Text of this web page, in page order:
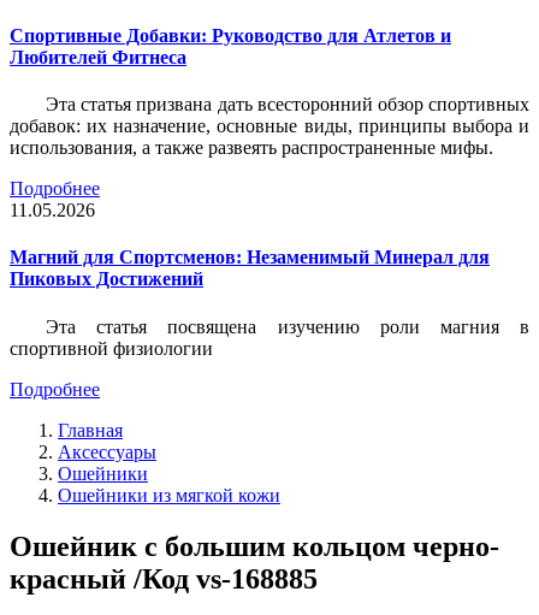
Спортивные Добавки: Руководство для Атлетов и
Любителей Фитнеса
Эта статья призвана дать всесторонний обзор спортивных
добавок: их назначение, основные виды, принципы выбора и
использования, а также развеять распространенные мифы.
Подробнее
11.05.2026
Магний для Спортсменов: Незаменимый Минерал для
Пиковых Достижений
Эта статья посвящена изучению роли магния в
спортивной физиологии
Подробнее
Главная
Аксессуары
Ошейники
Ошейники из мягкой кожи
Ошейник с большим кольцом черно-
красный /Код vs-168885